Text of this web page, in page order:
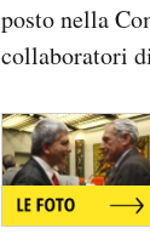
posto nella
collaboratori